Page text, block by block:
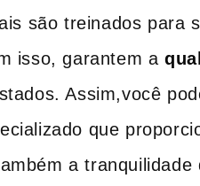
são treinados para
isso, garantem ‌a
Assim,você
que
a